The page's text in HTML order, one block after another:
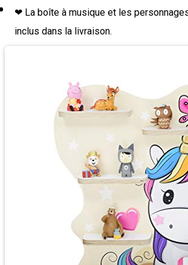
❤ La boîte à musique et les
inclus dans la livraison.